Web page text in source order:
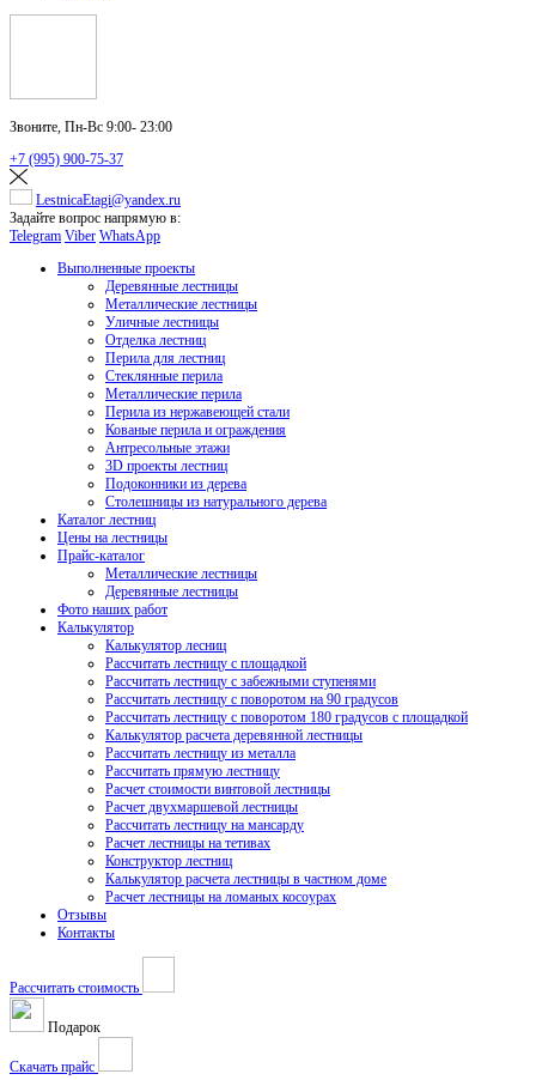
Звоните, Пн-Вс 9:00- 23:00
+7 (995) 900-75-37
LestnicaEtagi@yandex.ru
Задайте вопрос напрямую в:
Telegram Viber WhatsApp
Выполненные проекты
Деревянные лестницы
Металлические лестницы
Уличные лестницы
Отделка лестниц
Перила для лестниц
Стеклянные перила
Металлические перила
Перила из нержавеющей стали
Кованые перила и ограждения
Антресольные этажи
3D проекты лестниц
Подоконники из дерева
Столешницы из натурального дерева
Каталог лестниц
Цены на лестницы
Прайс-каталог
Металлические лестницы
Деревянные лестницы
Фото наших работ
Калькулятор
Калькулятор лесниц
Рассчитать лестницу с площадкой
Рассчитать лестницу с забежными ступенями
Рассчитать лестницу с поворотом на 90 градусов
Рассчитать лестницу с поворотом 180 градусов с площадкой
Калькулятор расчета деревянной лестницы
Рассчитать лестницу из металла
Рассчитать прямую лестницу
Расчет стоимости винтовой лестницы
Расчет двухмаршевой лестницы
Рассчитать лестницу на мансарду
Расчет лестницы на тетивах
Конструктор лестниц
Калькулятор расчета лестницы в частном доме
Расчет лестницы на ломаных косоурах
Отзывы
Контакты
Рассчитать стоимость
Подарок
Скачать прайс